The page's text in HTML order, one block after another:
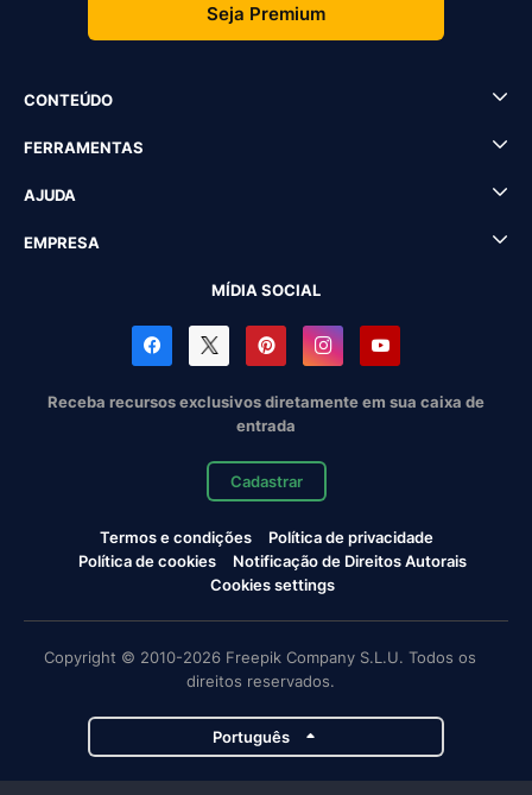
Seja Premium
CONTEÚDO
FERRAMENTAS
AJUDA
EMPRESA
MÍDIA SOCIAL
Receba recursos exclusivos diretamente em sua caixa de
entrada
Cadastrar
Termos e condições
Política de privacidade
Política de cookies
Notificação de Direitos Autorais
Cookies settings
Copyright © 2010-2026 Freepik Company S.L.U. Todos os
direitos reservados.
Português